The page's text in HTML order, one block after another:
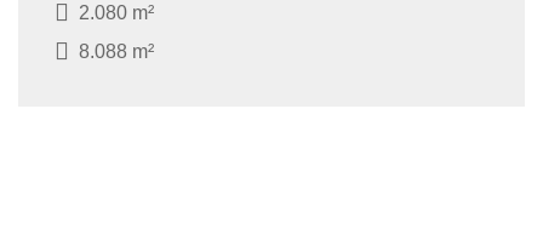
2.080 m²
8.088 m²